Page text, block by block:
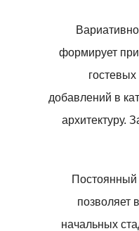
формирует
добавлений в
архитектуру.
Постоянный
позволяет
начальных